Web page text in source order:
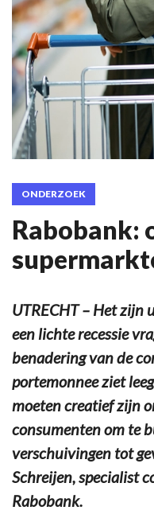
ONDERZOEK
Rabobank:
UTRECHT – Het zijn
een lichte recessie
benadering van de
portemonnee ziet
moeten creatief zijn
consumenten om te
verschuivingen tot
Schreijen, specialist
Rabobank.